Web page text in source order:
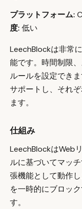
プラットフォーム:
度: 低い
LeechBlockは非常
能です。時間制限
ルールを設定でき
サポートし、それ
ます。
仕組み
LeechBlockはWeb
ルに基づいてマッ
張機能として動作
を一時的にブロッ
す。